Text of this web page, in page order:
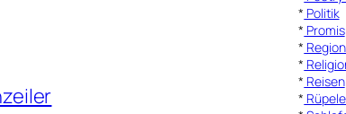
* Politik
* Promis
*
*
* Reisen
*